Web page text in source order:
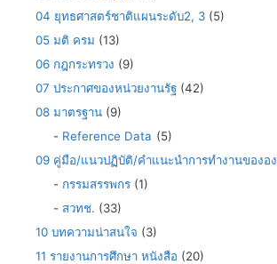
04 ยุทธศาสตร์ชาติแผนระดับ2, 3 (5)
05 มติ ครม (13)
06 กฎกระทรวง (9)
07 ประกาศของหน่วยงานรัฐ (42)
08 มาตรฐาน (9)
- Reference Data (5)
09 คู่มือ/แนวปฏิบัติ/คำแนะนำการทำงานของอ
- กรรมสรรพกร (1)
- สวทช. (33)
10 บทความน่าสนใจ (3)
11 รายงานการศึกษา หนังสือ (20)